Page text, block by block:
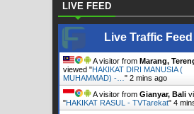
LIVE FEED
Live Traffic Feed
A visitor from Marang,
viewed "HAKIKAT DIRI MANUSIA (
MUHAMMAD) -…" 2 mins ago
A visitor from Gianyar, Bali
"HAKIKAT RASUL - TVTarekat" 4